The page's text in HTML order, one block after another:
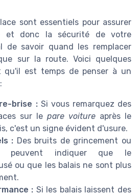
sont essentiels pour assurer
et donc la sécurité de votre
de savoir quand les remplacer
sur la route. Voici quelques
qu'il est temps de penser à un
:
brise :Si vous remarquez des
sur le pare voiture après le
c'est un signe évident d'usure.
: Des bruits de grincement ou
peuvent indiquer que le
ou que les balais ne sont plus
: Si les balais laissent des